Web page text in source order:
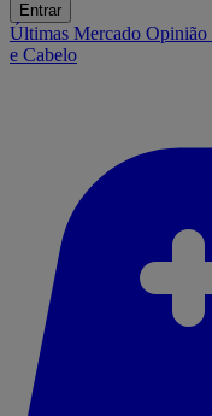
Entrar
Últimas Mercado Opinião
e Cabelo